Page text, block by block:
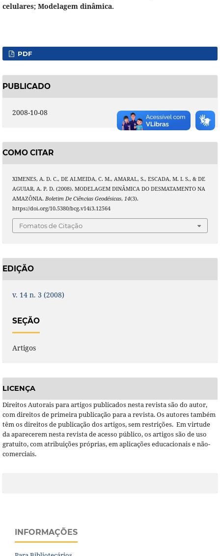
celulares; Modelagem dinâmica.
PDF
PUBLICADO
2008-10-08
COMO CITAR
XIMENES, A. D. C., DE ALMEIDA, C. M., AMARAL, S., ESCADA, M. I. S., & DE
AGUIAR, A. P. D. (2008). MODELAGEM DINÂMICA DO DESMATAMENTO NA
AMAZÔNIA. Boletim De Ciências Geodésicas, 14(3).
https://doi.org/10.5380/bcg.v14i3.12564
Fomatos de Citação
EDIÇÃO
v. 14 n. 3 (2008)
SEÇÃO
Artigos
LICENÇA
Direitos Autorais para artigos publicados nesta revista são do autor,
com direitos de primeira publicação para a revista. Os autores também
têm os direitos de publicação dos artigos, sem restrições. Em virtude
da aparecerem nesta revista de acesso público, os artigos são de uso
gratuito, com atribuições próprias, em aplicações educacionais e não-
comerciais.
INFORMAÇÕES